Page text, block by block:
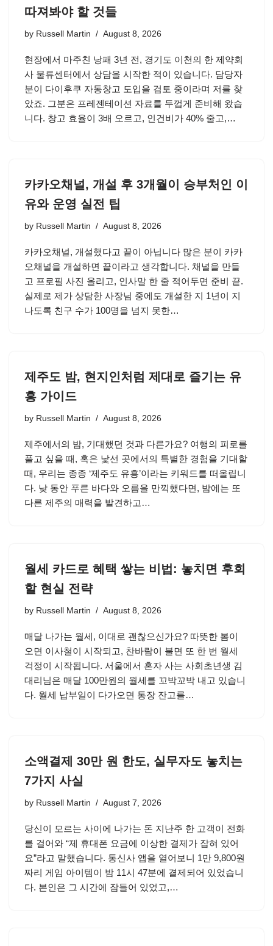
따져봐야 할 것들
by Russell Martin August 8, 2026
현장에서 마주친 낭패 3년 전, 경기도 이천의 한 제약회
사 물류센터에서 상담을 시작한 적이 있습니다. 담당자
분이 다이후쿠 자동창고 도입을 검토 중이라며 저를 찾
았죠. 그분은 프레젠테이션 자료를 두껍게 준비해 왔습
니다. 창고 효율이 3배 오르고, 인건비가 40% 줄고,…
카카오채널, 개설 후 3개월이 승부처인 이
유와 운영 실전 팁
by Russell Martin August 8, 2026
카카오채널, 개설했다고 끝이 아닙니다 많은 분이 카카
오채널을 개설하면 끝이라고 생각합니다. 채널을 만들
고 프로필 사진 올리고, 인사말 한 줄 적어두면 준비 끝.
실제로 제가 상담한 사장님 중에도 개설한 지 1년이 지
나도록 친구 수가 100명을 넘지 못한…
제주도 밤, 현지인처럼 제대로 즐기는 유
흥 가이드
by Russell Martin August 8, 2026
제주에서의 밤, 기대했던 것과 다른가요? 여행의 피로를
풀고 싶을 때, 혹은 낯선 곳에서의 특별한 경험을 기대할
때, 우리는 종종 ‘제주도 유흥’이라는 키워드를 떠올립니
다. 낮 동안 푸른 바다와 오름을 만끽했다면, 밤에는 또
다른 제주의 매력을 발견하고…
월세 카드로 혜택 쌓는 비법: 놓치면 후회
할 현실 전략
by Russell Martin August 8, 2026
매달 나가는 월세, 이대로 괜찮으신가요? 따뜻한 봄이
오면 이사철이 시작되고, 찬바람이 불면 또 한 번 월세
걱정이 시작됩니다. 서울에서 혼자 사는 사회초년생 김
대리님은 매달 100만원의 월세를 꼬박꼬박 내고 있습니
다. 월세 납부일이 다가오면 통장 잔고를…
소액결제 30만 원 한도, 실무자도 놓치는
7가지 사실
by Russell Martin August 7, 2026
당신이 모르는 사이에 나가는 돈 지난주 한 고객이 전화
를 걸어와 “제 휴대폰 요금에 이상한 결제가 잡혀 있어
요”라고 말했습니다. 통신사 앱을 열어보니 1만 9,800원
짜리 게임 아이템이 밤 11시 47분에 결제되어 있었습니
다. 본인은 그 시간에 잠들어 있었고,…